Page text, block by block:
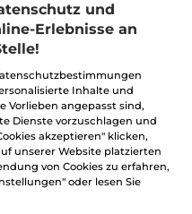
Pflegender
Rasierschaum
Zerstäuber
200 ml
(14)
und
Erlebnisse an
Inhalte und
Vorlieben angepasst sind,
Dienste vorzuschlagen und
akzeptieren" klicken,
unserer Website platzierten
von Cookies zu erfahren,
oder lesen Sie